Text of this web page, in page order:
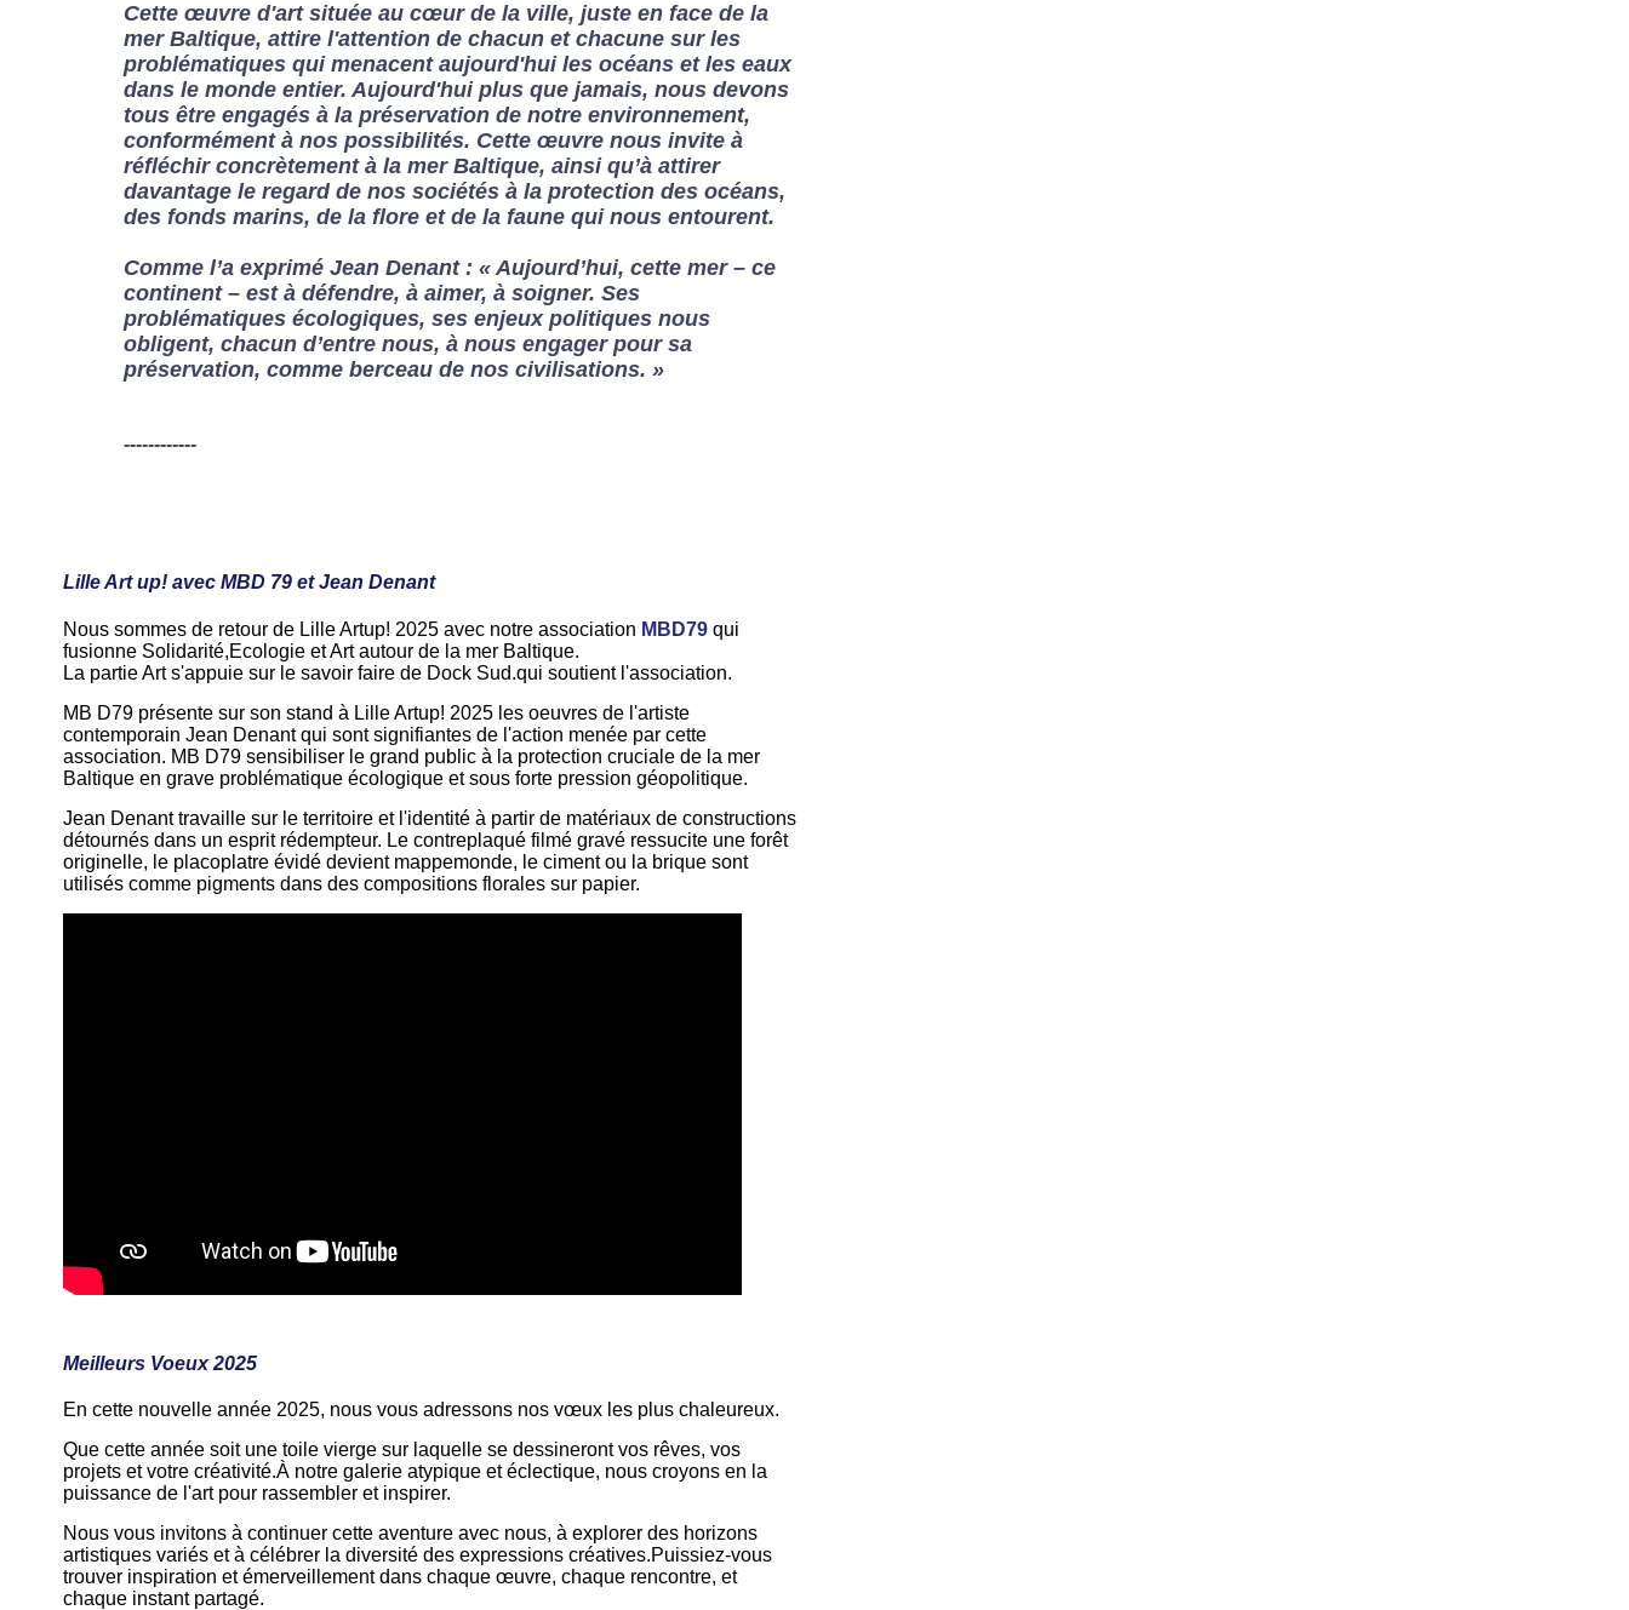
Cette œuvre d'art située au cœur de la ville, juste en face de la
mer Baltique, attire l'attention de chacun et chacune sur les
problématiques qui menacent aujourd'hui les océans et les eaux
dans le monde entier. Aujourd'hui plus que jamais, nous devons
tous être engagés à la préservation de notre environnement,
conformément à nos possibilités. Cette œuvre nous invite à
réfléchir concrètement à la mer Baltique, ainsi qu’à attirer
davantage le regard de nos sociétés à la protection des océans,
des fonds marins, de la flore et de la faune qui nous entourent.
Comme l’a exprimé Jean Denant : « Aujourd’hui, cette mer – ce
continent – est à défendre, à aimer, à soigner. Ses
problématiques écologiques, ses enjeux politiques nous
obligent, chacun d’entre nous, à nous engager pour sa
préservation, comme berceau de nos civilisations. »
------------
Lille Art up! avec MBD 79 et Jean Denant
Nous sommes de retour de Lille Artup! 2025 avec notre association MBD79 qui
fusionne Solidarité,Ecologie et Art autour de la mer Baltique.
La partie Art s'appuie sur le savoir faire de Dock Sud.qui soutient l'association.
MB D79 présente sur son stand à Lille Artup! 2025 les oeuvres de l'artiste
contemporain Jean Denant qui sont signifiantes de l'action menée par cette
association. MB D79 sensibiliser le grand public à la protection cruciale de la mer
Baltique en grave problématique écologique et sous forte pression géopolitique.
Jean Denant travaille sur le territoire et l'identité à partir de matériaux de constructions
détournés dans un esprit rédempteur. Le contreplaqué filmé gravé ressucite une forêt
originelle, le placoplatre évidé devient mappemonde, le ciment ou la brique sont
utilisés comme pigments dans des compositions florales sur papier.
Meilleurs Voeux 2025
En cette nouvelle année 2025, nous vous adressons nos vœux les plus chaleureux.
Que cette année soit une toile vierge sur laquelle se dessineront vos rêves, vos
projets et votre créativité.À notre galerie atypique et éclectique, nous croyons en la
puissance de l'art pour rassembler et inspirer.
Nous vous invitons à continuer cette aventure avec nous, à explorer des horizons
artistiques variés et à célébrer la diversité des expressions créatives.Puissiez-vous
trouver inspiration et émerveillement dans chaque œuvre, chaque rencontre, et
chaque instant partagé.